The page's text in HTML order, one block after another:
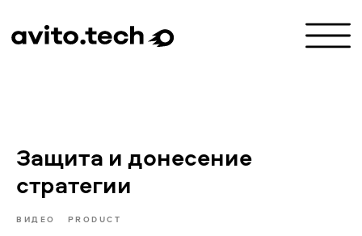
Защита и донесение
стратегии
ВИДЕО PRODUCT